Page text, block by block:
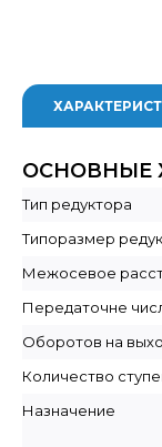
ОСНОВНЫЕ
Тип редуктора
Типоразмер
Межосевое
Передаточне
Оборотов на
Количество
Назначение